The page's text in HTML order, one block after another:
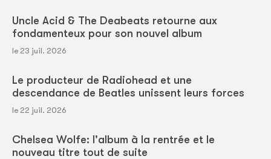
Uncle Acid & The Deabeats retourne aux
fondamenteux pour son nouvel album
le 23 juil. 2026
Le producteur de Radiohead et une
descendance de Beatles unissent leurs forces
le 22 juil. 2026
Chelsea Wolfe: l'album à la rentrée et le
nouveau titre tout de suite